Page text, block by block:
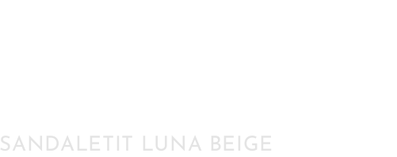
SANDALETIT LUNA BEIGE